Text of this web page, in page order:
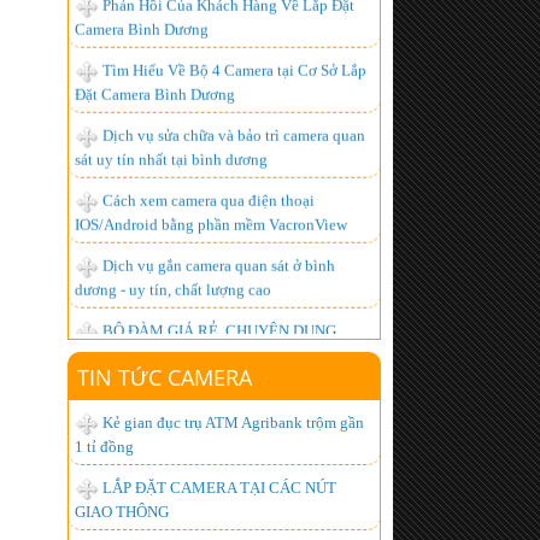
Đặt Camera Bình Dương
Dịch vụ sửa chữa và bảo trì camera quan
sát uy tín nhất tại bình dương
Cách xem camera qua điện thoại
IOS/Android bằng phần mềm VacronView
Dịch vụ gắn camera quan sát ở bình
dương - uy tín, chất lượng cao
BỘ ĐÀM GIÁ RẺ, CHUYÊN DỤNG,
CHẤT LƯỢNG NHẤT HIỆN NAY
Lắp đặt camera giá bao nhiêu là hợp lý
nhất ?
Hơn 1.000 khách hàng đã trở thành
người tiêu dùng thông minh, còn bạn thì sao?
Lắp đặt camera quan sát góc rộng xem
được qua mạng từ xa
Chuyên Lắp đặt camera tại kcn đồng nai
TIN TỨC CAMERA
Kẻ gian đục trụ ATM Agribank trộm gần
1 tỉ đồng
LẮP ĐẶT CAMERA TẠI CÁC NÚT
GIAO THÔNG